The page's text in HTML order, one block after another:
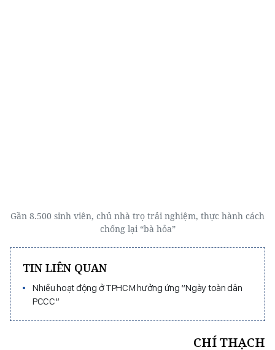
Gần 8.500 sinh viên, chủ nhà trọ trải nghiệm, thực hành cách
chống lại “bà hỏa”
TIN LIÊN QUAN
Nhiều hoạt động ở TPHCM hưởng ứng “Ngày toàn dân
PCCC”
CHÍ THẠCH